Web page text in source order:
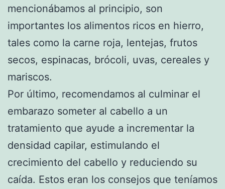
mencionábamos al principio, son
importantes los alimentos ricos en hierro,
tales como la carne roja, lentejas, frutos
secos, espinacas, brócoli, uvas, cereales y
mariscos.
Por último, recomendamos al culminar el
embarazo someter al cabello a un
tratamiento que ayude a incrementar la
densidad capilar, estimulando el
crecimiento del cabello y reduciendo su
caída. Estos eran los consejos que teníamos